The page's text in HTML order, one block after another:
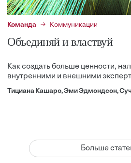
Команда Коммуникации
Объединяй и властвуй
Как создать больше ценности,
внутренними и внешними
Тициана Кашаро, Эми Эдмондсон,
Больше